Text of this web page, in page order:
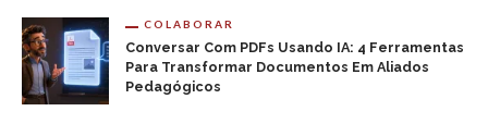
COLABORAR
Conversar Com PDFs Usando IA: 4 Ferramentas
Para Transformar Documentos Em Aliados
Pedagógicos